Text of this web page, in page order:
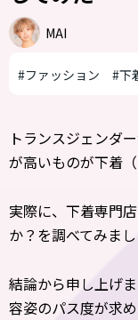
MAI
#ファッション #下
トランスジェンダ
が高いものが下着
実際に、下着専門
か？を調べてみまし
結論から申し上げ
容姿のパス度が求